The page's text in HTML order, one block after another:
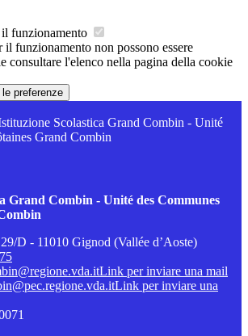
funzionamento
il funzionamento non possono essere
consultare l'elenco nella pagina della cookie
preferenze
Scolastica Grand Combin - Unité
Grand Combin
Grand Combin - Unité des Communes
D - 11010 Gignod (Vallée d’Aoste)
Link per inviare una mail
Link per inviare una